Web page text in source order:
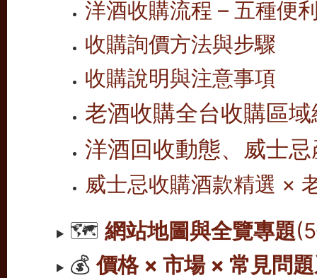
洋酒收購流程 – 五種便
收購詢價方法與步驟
收購說明與注意事項
老酒收購全台收購區
洋酒回收動態、威士
威士忌收購酒款精選 ×
🗺️網站地圖與全覽專題
💰價格 × 市場 × 常見問